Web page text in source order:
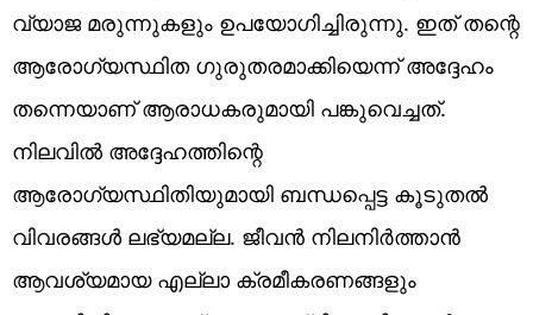
വ്യാജ മരുന്നുകളും ഉപയോഗിച്ചിരുന്നു. ഇത് തന്റെ
ആരോഗ്യസ്ഥിത ഗുരുതരമാക്കിയെന്ന് അദ്ദേഹം
തന്നെയാണ് ആരാധകരുമായി പങ്കുവെച്ചത്.
നിലവില്‍ അദ്ദേഹത്തിന്റെ
ആരോഗ്യസ്ഥിതിയുമായി ബന്ധപ്പെട്ട കൂടുതല്‍
വിവരങ്ങള്‍ ലഭ്യമല്ല. ജീവന്‍ നിലനിര്‍ത്താന്‍
ആവശ്യമായ എല്ലാ ക്രമീകരണങ്ങളും